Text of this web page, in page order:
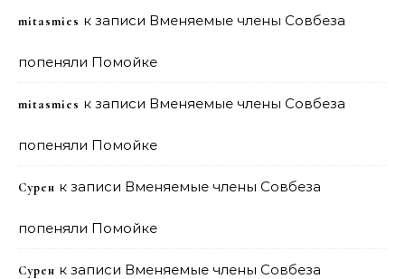
mitasmies к записи Вменяемые члены Совбеза
попеняли Помойке
mitasmies к записи Вменяемые члены Совбеза
попеняли Помойке
Сурен к записи Вменяемые члены Совбеза
попеняли Помойке
Сурен к записи Вменяемые члены Совбеза